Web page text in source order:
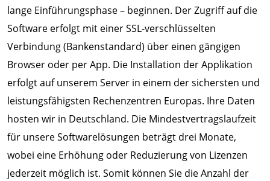
lange Einführungsphase – beginnen. Der Zugriff auf die
Software erfolgt mit einer SSL-verschlüsselten
Verbindung (Bankenstandard) über einen gängigen
Browser oder per App. Die Installation der Applikation
erfolgt auf unserem Server in einem der sichersten und
leistungsfähigsten Rechenzentren Europas. Ihre Daten
hosten wir in Deutschland. Die Mindestvertragslaufzeit
für unsere Softwarelösungen beträgt drei Monate,
wobei eine Erhöhung oder Reduzierung von Lizenzen
jederzeit möglich ist. Somit können Sie die Anzahl der